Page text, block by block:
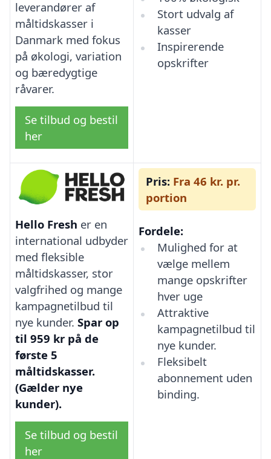
leverandører af
måltidskasser i
Danmark med fokus
på økologi, variation
og bæredygtige
råvarer.
Se tilbud og bestil
her
Stort udvalg af
kasser
Inspirerende
opskrifter
Hello Fresh er en
international udbyder
med fleksible
måltidskasser, stor
valgfrihed og mange
kampagnetilbud til
nye kunder. Spar op
til 959 kr på de
første 5
måltidskasser.
(Gælder nye
kunder).
Se tilbud og bestil
her
Pris: Fra 46 kr. pr.
portion
Fordele:
Mulighed for at
vælge mellem
mange opskrifter
hver uge
Attraktive
kampagnetilbud til
nye kunder.
Fleksibelt
abonnement uden
binding.